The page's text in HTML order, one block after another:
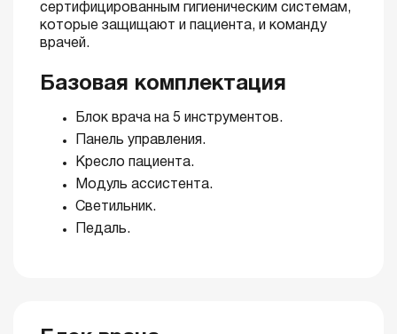
сертифицированным гигиеническим системам,
которые защищают и пациента, и команду
врачей.
Базовая комплектация
Блок врача на 5 инструментов.
Панель управления.
Кресло пациента.
Модуль ассистента.
Светильник.
Педаль.